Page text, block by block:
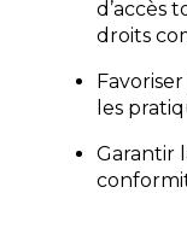
d’accès
droits
les
Garantir